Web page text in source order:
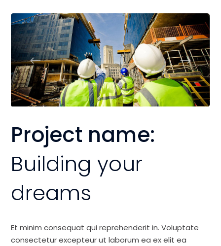
Project name:
Building your
dreams
Et minim consequat qui reprehenderit in. Voluptate
consectetur excepteur ut laborum ea ex elit ea